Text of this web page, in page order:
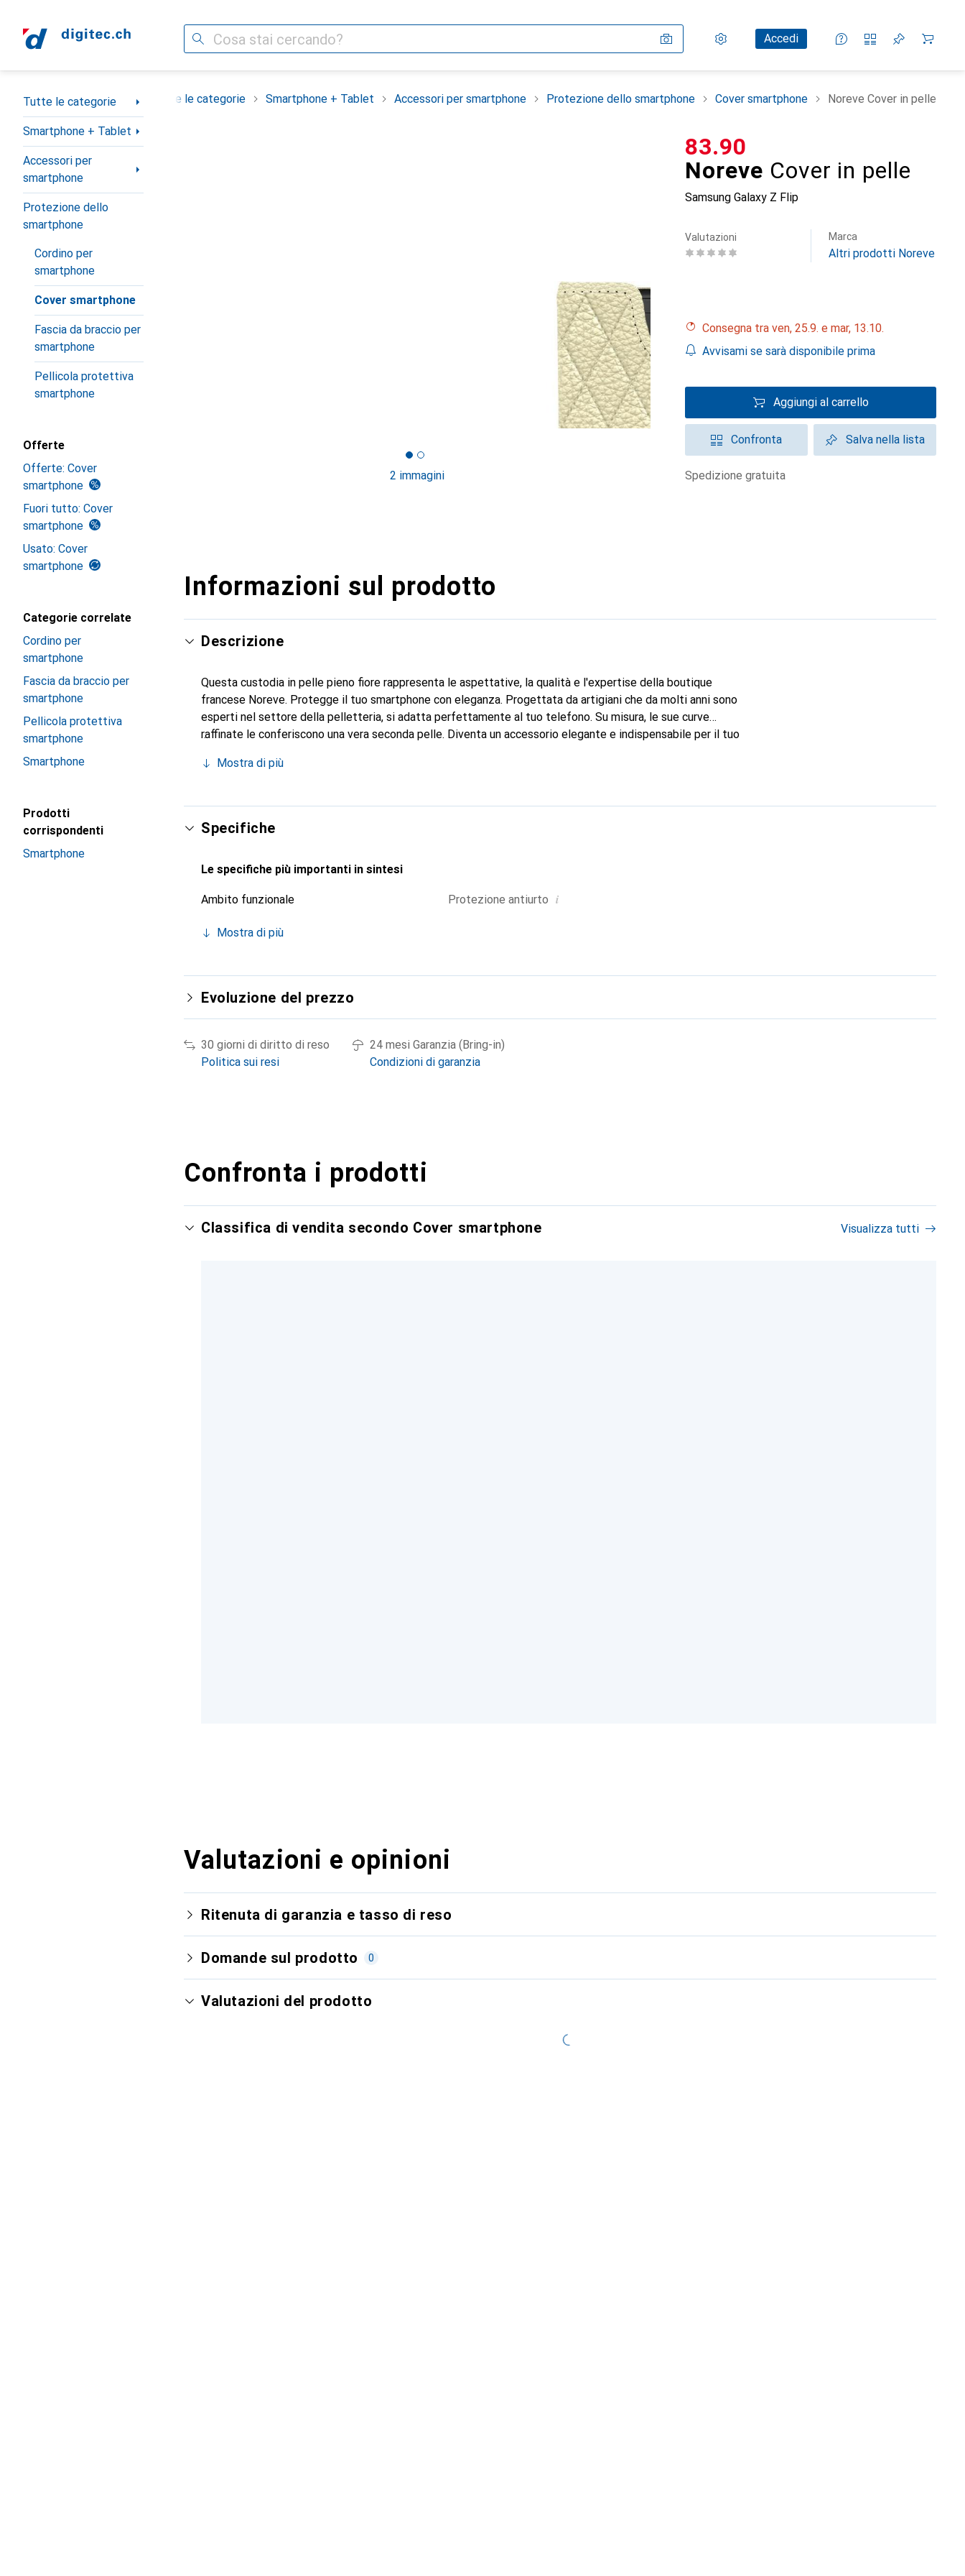
Cerca Impostazioni
Conto clienteAccedi
Liste di confronto
Liste dei desideri
Carrello
Categoria Navigazione
Tutte le categorie
Smartphone + Tablet
Accessori per
smartphone
Protezione dello
smartphone
Cordino per
smartphone
Cover smartphone
Fascia da braccio per
smartphone
Pellicola protettiva
smartphone
Offerte
Offerte: Cover
smartphone
Fuori tutto: Cover
smartphone
Usato: Cover
smartphone
Categorie correlate
Cordino per
smartphone
Fascia da braccio per
smartphone
Pellicola protettiva
smartphone
Smartphone
Prodotti
corrispondenti
Smartphone
Tutte le categorie Smartphone + Tablet Accessori per smartphone Protezione dello smartphone Cover smartphone Noreve Cover in pelle
2 immagini
Noreve Cover in pelle
Samsung Galaxy Z Flip
CHF
83.90
Valutazioni Marca
Altri prodotti Noreve
Consegna tra ven, 25.9. e mar, 13.10.
Avvisami se sarà disponibile prima
Aggiungi al carrello
Confronta Salva nella lista
spedizione gratuita
Informazioni sul prodotto
Descrizione
Questa custodia in pelle pieno fiore rappresenta le aspettative, la qualità e l'expertise della boutique
francese Noreve. Protegge il tuo smartphone con eleganza. Progettata da artigiani che da molti anni sono
esperti nel settore della pelletteria, si adatta perfettamente al tuo telefono. Su misura, le sue curve
raffinate le conferiscono una vera seconda pelle. Diventa un accessorio elegante e indispensabile per il tuo
scelta sicura per una clientela esigente.
Mostra di più
Specifiche
Le specifiche più importanti in sintesi
Ambito funzionale Protezione antiurto i
Mostra di più
Evoluzione del prezzo
30 giorni di diritto di reso
Politica sui resi
24 mesi Garanzia (Bring-in)
Condizioni di garanzia
Confronta i prodotti
Classifica di vendita secondo Cover smartphone Visualizza tutti
Valutazioni e opinioni
Ritenuta di garanzia e tasso di reso
Domande sul prodotto 0
Valutazioni del prodotto